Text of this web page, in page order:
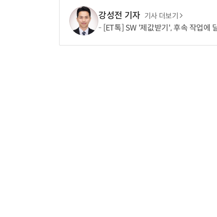
강성전 기자 기사 더보기
[ET톡] SW '제값받기', 후속 작업에